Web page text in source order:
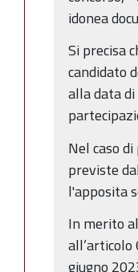
idonea
Si precisa
candidato
alla data
Nel caso
previste
l'apposita
In merito
all’articolo
giugno